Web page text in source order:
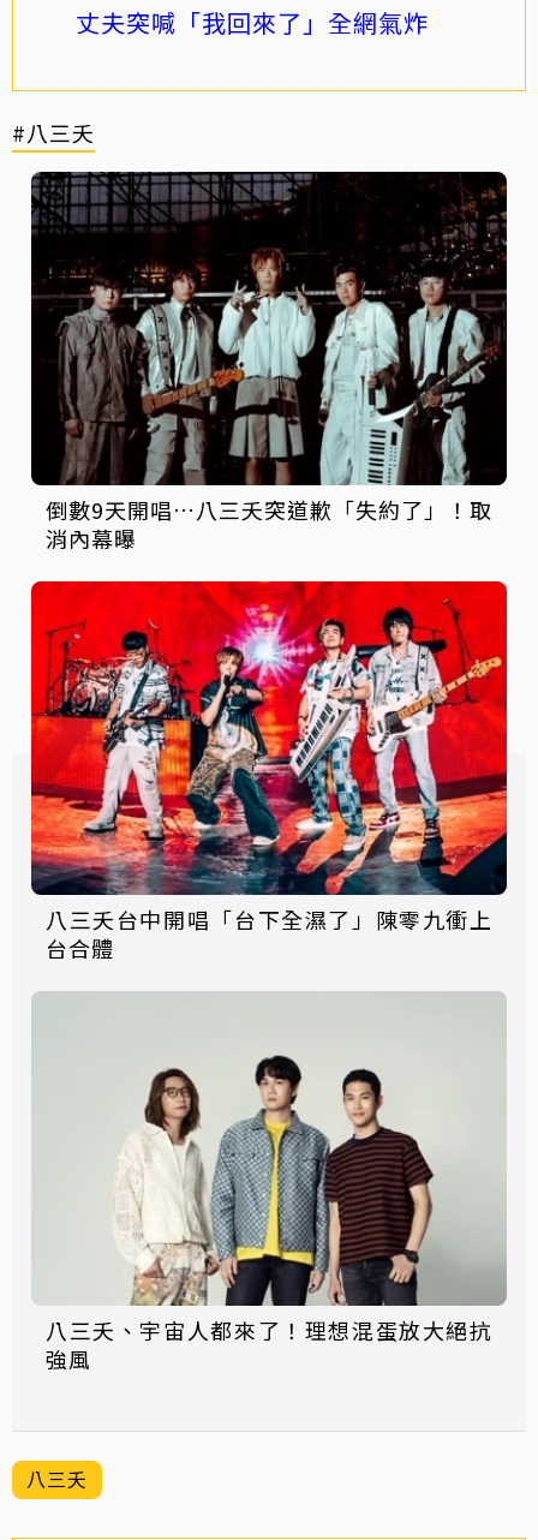
丈夫突喊「我回來了」全網氣炸
#八三夭
倒數9天開唱…八三夭突道歉「失約了」！取
消內幕曝
八三夭台中開唱「台下全濕了」陳零九衝上
台合體
八三夭、宇宙人都來了！理想混蛋放大絕抗
強風
八三夭